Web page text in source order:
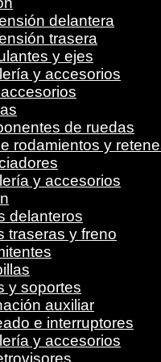
delantera
trasera
y ejes
y accesorios
de ruedas
rodamientos y
y accesorios
delanteros
traseras y freno
y soportes
auxiliar
e interruptores
y accesorios